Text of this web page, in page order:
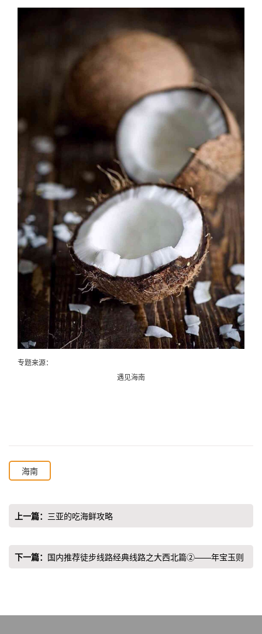
专题来源：
遇见海南
海南
上一篇： 三亚的吃海鲜攻略
下一篇： 国内推荐徒步线路经典线路之大西北篇②——年宝玉则